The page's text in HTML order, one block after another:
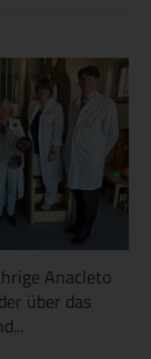
Anacleto
über das